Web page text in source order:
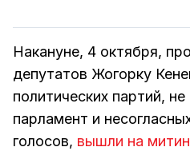
Накануне, 4 октября,
депутатов Жогорку
политических партий,
парламент и
голосов, вышли на